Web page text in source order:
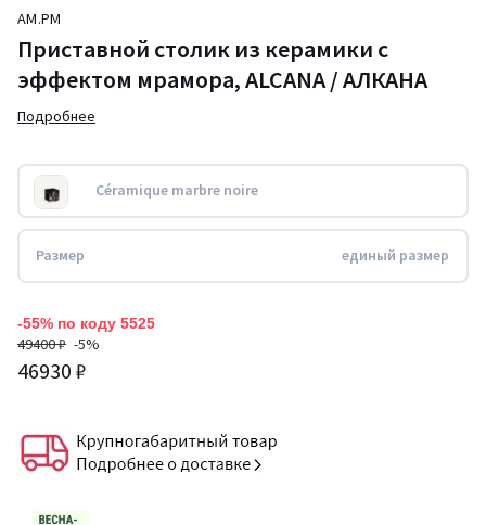
AM.PM
Приставной столик из керамики с
эффектом мрамора, ALCANA / АЛКАНА
Подробнее
Céramique marbre noire
Размер единый размер
-55% по коду 5525
49400 ₽ -5%
46930 ₽